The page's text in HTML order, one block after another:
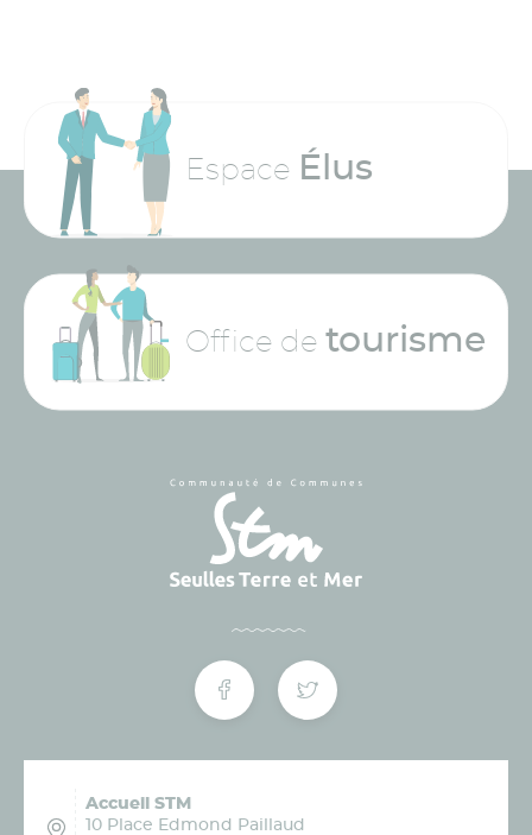
Espace Élus
Office de tourisme
Accueil STM
10 Place Edmond Paillaud